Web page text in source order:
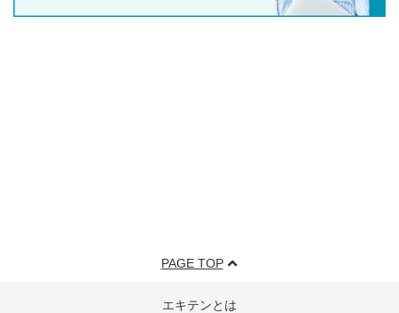
PAGE TOP
エキテンとは